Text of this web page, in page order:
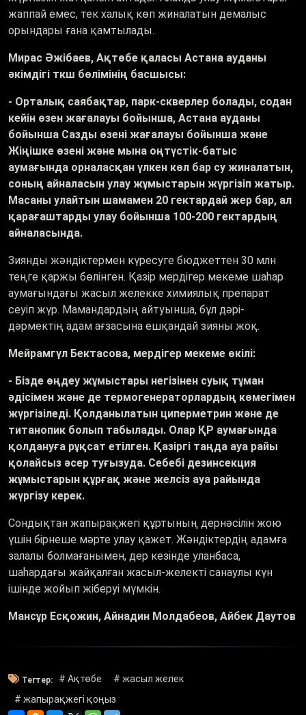
жаппай емес, тек халық көп жиналатын демалыс
орындары ғана қамтылады.
Мирас Әжібаев, Ақтөбе қаласы Астана ауданы
әкімдігі ткш бөлімінің басшысы:
- Орталық саябақтар, парк-скверлер болады, содан
кейін өзен жағалауы бойынша, Астана ауданы
бойынша Сазды өзені жағалауы бойынша және
Жіңішке өзені және мына оңтүстік-батыс
аумағында орналасқан үлкен көл бар су жиналатын,
соның айналасын улау жұмыстарын жүргізіп жатыр.
Масаны улайтын шамамен 20 гектардай жер бар, ал
қарағаштарды улау бойынша 100-200 гектардың
айналасында.
Зиянды жәндіктермен күресуге бюджеттен 30 млн
теңге қаржы бөлінген. Қазір мердігер мекеме шаһар
аумағындағы жасыл желекке химиялық препарат
сеуіп жүр. Мамандардың айтуынша, бұл дәрі-
дәрмектің адам ағзасына ешқандай зияны жоқ.
Мейрамгүл Бектасова, мердігер мекеме өкілі:
- Бізде өңдеу жұмыстары негізінен суық тұман
әдісімен және де термогенераторлардың көмегімен
жүргізіледі. Қолданылатын циперметрин және де
титанопик болып табылады. Олар ҚР аумағында
қолдануға рұқсат етілген. Қазіргі таңда ауа райы
қолайсыз әсер туғызуда. Себебі дезинсекция
жұмыстарын құрғақ және желсіз ауа райында
жүргізу керек.
Сондықтан жапырақжегі құртының дернәсілін жою
үшін бірнеше мәрте улау қажет. Жәндіктердің адамға
залалы болмағанымен, дер кезінде уланбаса,
шаһардағы жайқалған жасыл-желекті санаулы күн
ішінде жойып жіберуі мүмкін.
Мансұр Есқожин, Айнадин Молдабеов, Айбек Даутов
Тегтер: # Ақтөбе
# жасыл желек
# жапырақжегі қоңыз